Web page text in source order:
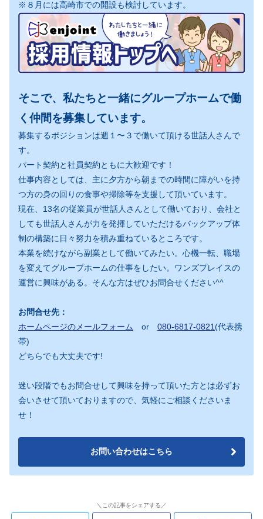
※８月には高崎市での開設も検討しています。
そこで、私たちと一緒にグループホームで働
く仲間を募集しています。
募集するポジションは週１〜３で働いて頂ける世話人さんで
す。
パート契約と社員契約ともに大歓迎です！
仕事内容としては、主に夕方から朝までの時間に障がいを持
つ方の身の回りの食事や掃除等を支援して頂いています。
現在、13名の従業員が世話人さんとして働いており、会社と
しても世話人さんが力を発揮していただけるバックアップ体
制の構築に日々努力を積み重ねているところです。
本業を続けながら副業として働いてみたい。心機一転、職場
を変えてグループホームの仕事をしたい。ワンズプレイスの
運営に興味がある。そんな方はぜひお問合せください^^
お問合せ先：
ホームページのメールフォーム
or 080-6817-0821 (代表携
帯)
どちらでも大丈夫です!
迷い段階でもお問合せして興味を持って頂いた方とは必ずお
会いさせて頂いておりますので、気軽にご相談くださいま
せ！
お問い合わせはこちら
＼この記事をシェアする／